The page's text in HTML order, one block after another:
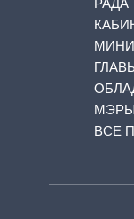
РАДА
МЭРЫ
ВСЕ